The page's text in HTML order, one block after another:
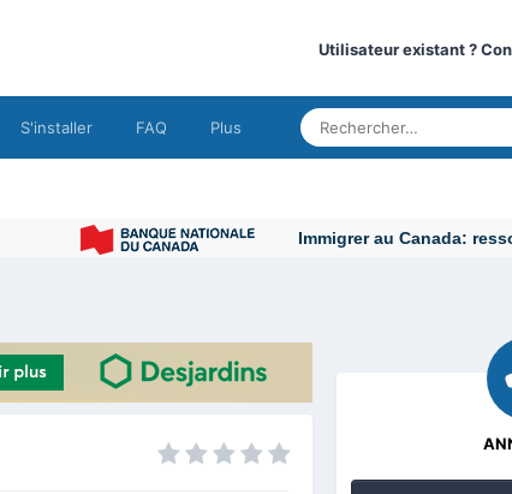
Utilisateur existant ?
S'installer FAQ Plus
Immigrer au Canada: ressources